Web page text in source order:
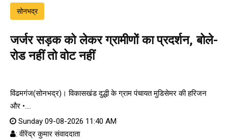
सोनभद्र
जर्जर सड़क को लेकर ग्रामीणों का प्रदर्शन, बोले-
रोड नहीं तो वोट नहीं
विंढमगंज(सोनभद्र)। विकासखंड दुद्धी के ग्राम पंचायत मुडिसेमर की हरिजन
और •....
Sunday 09-08-2026 11:40 AM
: वीरेंद्र कुमार संवाददाता